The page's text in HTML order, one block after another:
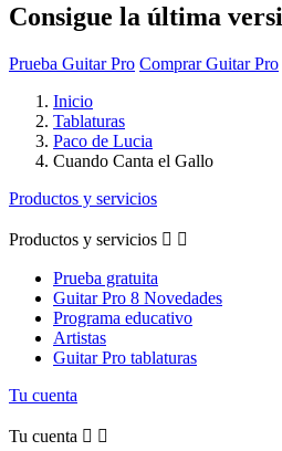
Consigue la última
Prueba Guitar Pro Comprar Guitar Pro
Inicio
Tablaturas
Paco de Lucia
Cuando Canta el Gallo
Productos y servicios
Productos y servicios  
Prueba gratuita
Guitar Pro 8 Novedades
Programa educativo
Artistas
Guitar Pro tablaturas
Tu cuenta
Tu cuenta  